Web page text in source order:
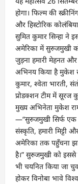
होगा। फिल्म की
और हिस्टोरिक
सुमित कुमार सिन्हा ने
अमेरिका में सुरुजमुखी
जुड़ना हमारी मेहनत
अभिनय किया है मुकेश
कुमार, श्वेता भारती,
प्रोडक्शन टीम में सूरज
मुख्य अभिनेता मुकेश
—“सुरुजमुखी सिर्फ एक
संस्कृति, हमारी
अमेरिका तक पहुँचना
है।” सुरुजमुखी को इससे
भी चयनित किया जा
होकर विनोबा भावे